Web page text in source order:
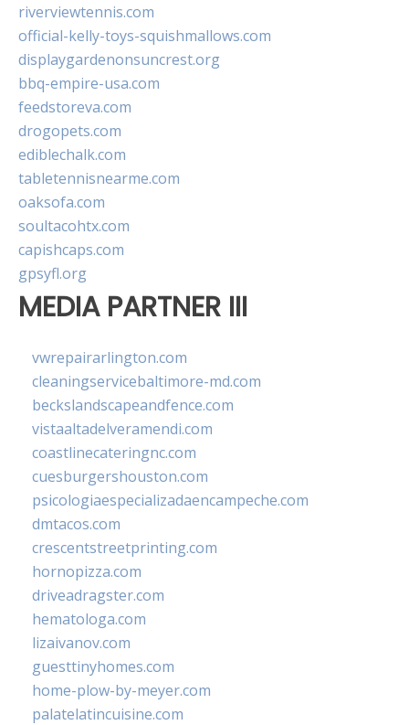
riverviewtennis.com
official-kelly-toys-squishmallows.com
displaygardenonsuncrest.org
bbq-empire-usa.com
feedstoreva.com
drogopets.com
ediblechalk.com
tabletennisnearme.com
oaksofa.com
soultacohtx.com
capishcaps.com
gpsyfl.org
MEDIA PARTNER III
vwrepairarlington.com
cleaningservicebaltimore-md.com
beckslandscapeandfence.com
vistaaltadelveramendi.com
coastlinecateringnc.com
cuesburgershouston.com
psicologiaespecializadaencampeche.com
dmtacos.com
crescentstreetprinting.com
hornopizza.com
driveadragster.com
hematologa.com
lizaivanov.com
guesttinyhomes.com
home-plow-by-meyer.com
palatelatincuisine.com